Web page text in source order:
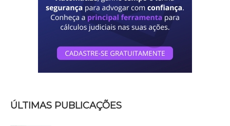
ÚLTIMAS PUBLICAÇÕES